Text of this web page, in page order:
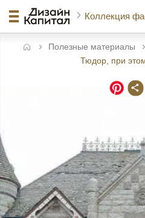
Коллекция
Полезные материалы
Тюдор, при